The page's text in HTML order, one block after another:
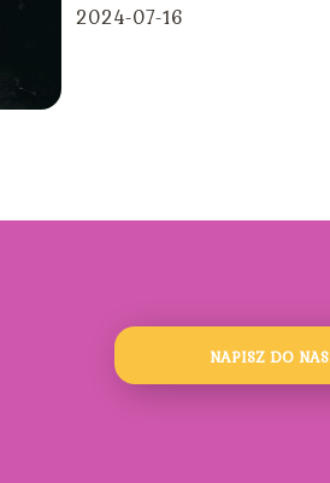
2024-07-16
NAPISZ DO NAS